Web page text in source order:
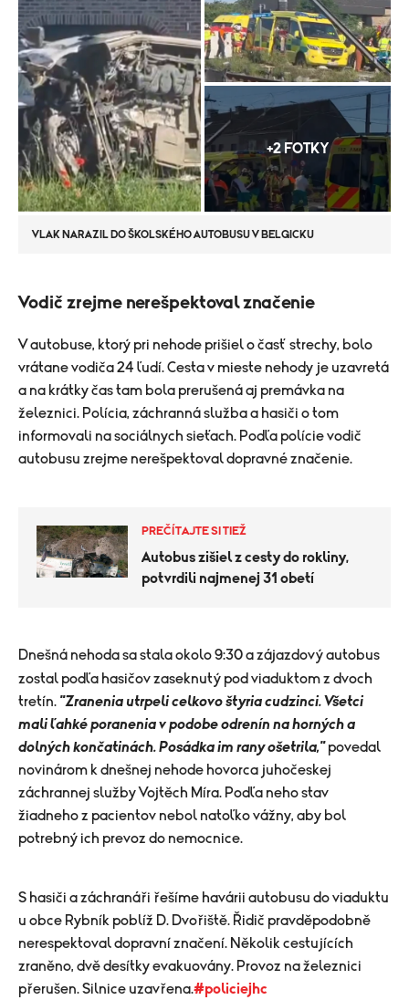
+2 FOTKY
VLAK NARAZIL DO ŠKOLSKÉHO AUTOBUSU V BELGICKU
Vodič zrejme nerešpektoval značenie
V autobuse, ktorý pri nehode prišiel o časť strechy, bolo
vrátane vodiča 24 ľudí. Cesta v mieste nehody je uzavretá
a na krátky čas tam bola prerušená aj premávka na
železnici. Polícia, záchranná služba a hasiči o tom
informovali na sociálnych sieťach. Podľa polície vodič
autobusu zrejme nerešpektoval dopravné značenie.
PREČÍTAJTE SI TIEŽ
Autobus zišiel z cesty do rokliny,
potvrdili najmenej 31 obetí
Dnešná nehoda sa stala okolo 9:30 a zájazdový autobus
zostal podľa hasičov zaseknutý pod viaduktom z dvoch
tretín. "Zranenia utrpeli celkovo štyria cudzinci. Všetci
mali ľahké poranenia v podobe odrenín na horných a
dolných končatinách. Posádka im rany ošetrila,"povedal
novinárom k dnešnej nehode hovorca juhočeskej
záchrannej služby Vojtěch Míra. Podľa neho stav
žiadneho z pacientov nebol natoľko vážny, aby bol
potrebný ich prevoz do nemocnice.
S hasiči a záchranáři řešíme havárii autobusu do viaduktu
u obce Rybník poblíž D. Dvořiště. Řidič pravděpodobně
nerespektoval dopravní značení. Několik cestujících
zraněno, dvě desítky evakuovány. Provoz na železnici
přerušen. Silnice uzavřena.#policiejhc